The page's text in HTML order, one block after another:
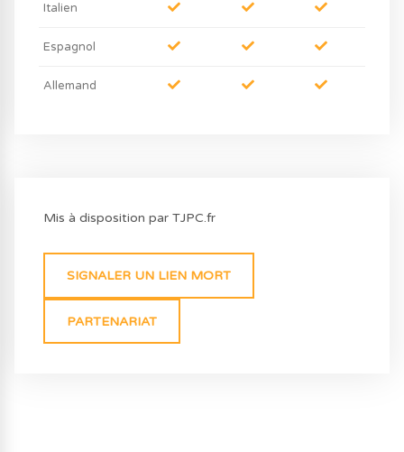
Italien
Espagnol
Allemand
Mis à disposition par TJPC.fr
SIGNALER UN LIEN MORT
PARTENARIAT